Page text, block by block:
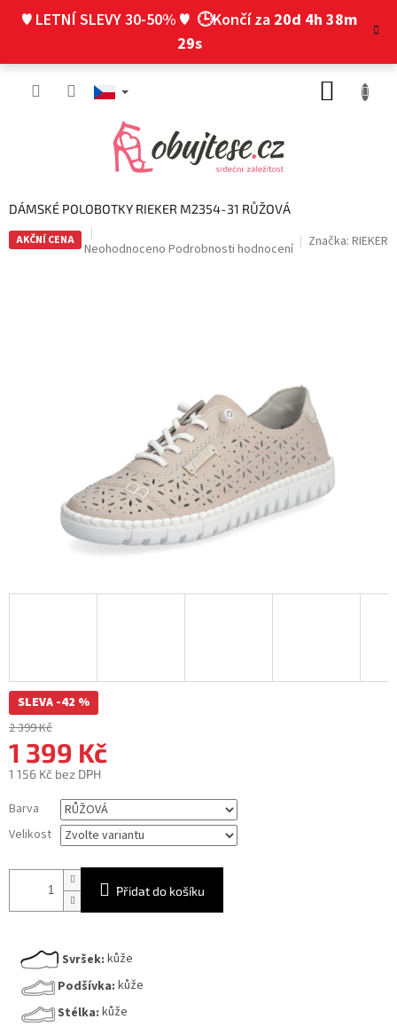
♥ LETNÍ SLEVY 30-50% ♥ 🕒Končí za 20d 4h 38m
28s
DÁMSKÉ POLOBOTKY RIEKER M2354-31 RŮŽOVÁ
AKČNÍ CENA
Průměrné
Neohodnoceno Podrobnosti hodnocení Značka: RIEKER
SLEVA -42 %
2 399 Kč
1 399 Kč
1 156 Kč bez DPH
cena:
Barva
Velikost
Přidat do košíku
Svršek: kůže
Podšívka: kůže
Stélka: kůže